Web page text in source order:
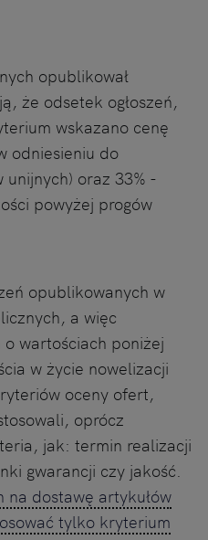
opublikował
że odsetek ogłoszeń,
wskazano cenę
odniesieniu do
oraz 33% -
powyżej progów
opublikowanych w
a więc
wartościach poniżej
w życie nowelizacji
oceny ofert,
oprócz
jak: termin realizacji
gwarancji czy jakość.
na dostawę artykułów
tylko kryterium